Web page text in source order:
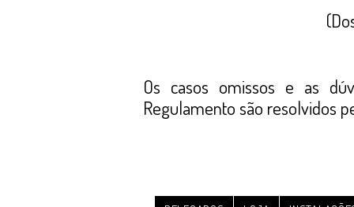
Os casos omissos e as
Regulamento são resolvidos